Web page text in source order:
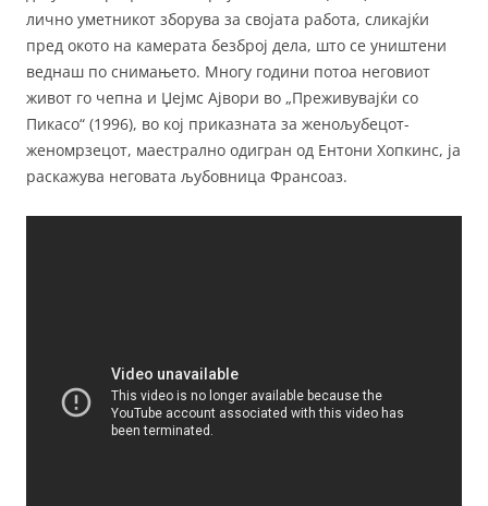
лично уметникот зборува за својата работа, сликајќи
пред окото на камерата безброј дела, што се уништени
веднаш по снимањето. Многу години потоа неговиот
живот го чепна и Џејмс Ајвори во „Преживувајќи со
Пикасо“ (1996), во кој приказната за женољубецот-
женомрзецот, маестрално одигран од Ентони Хопкинс, ја
раскажува неговата љубовница Франсоаз.